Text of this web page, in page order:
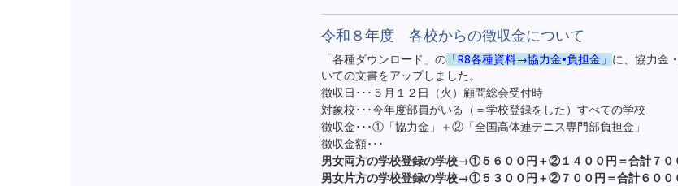
令和８年度 各校からの徴収金について
「各種ダウンロード」の「R8各種資料→協力金•負担金」 に、協力金
いての文書をアップしました。
徴収日･･･５月１２日（火）顧問総会受付時
対象校･･･今年度部員がいる（＝学校登録をした）すべての学校
徴収金･･･①「協力金」＋②「全国高体連テニス専門部負担金」
徴収金額･･･
男女両方の学校登録の学校→①５６００円＋②１４００円＝合計７０
男女片方の学校登録の学校→①５３００円＋②７００円＝合計６００